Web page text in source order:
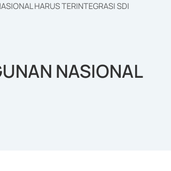
HARUS TERINTEGRASI SDI
NASIONAL